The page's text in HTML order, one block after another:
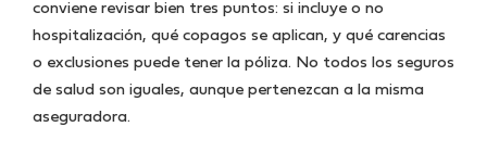
conviene revisar bien tres puntos: si incluye o no
hospitalización, qué copagos se aplican, y qué carencias
o exclusiones puede tener la póliza. No todos los seguros
de salud son iguales, aunque pertenezcan a la misma
aseguradora.